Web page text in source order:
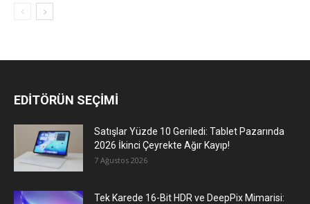
EDİTÖRÜN SEÇİMİ
Satışlar Yüzde 10 Geriledi: Tablet Pazarında
2026 İkinci Çeyrekte Ağır Kayıp!
7 Ağustos 2026
Tek Karede 16-Bit HDR ve DeepPix Mimarisi: